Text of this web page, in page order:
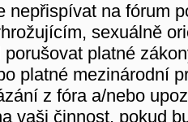
nepřispívat na fórum
sexuálně
porušovat platné
platné mezinárodní
z fóra a/nebo
vaši činnost, pokud